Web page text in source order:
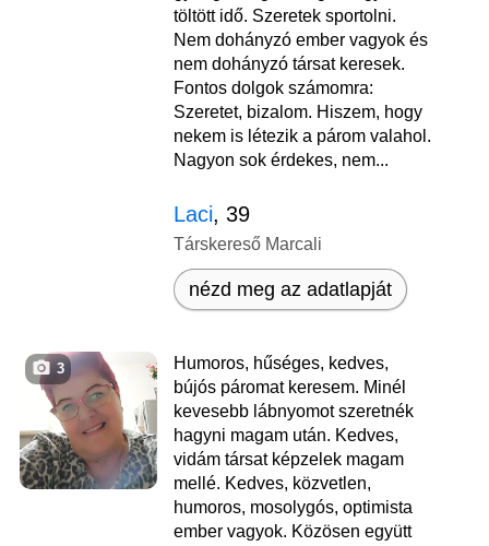
töltött idő. Szeretek sportolni.
Nem dohányzó ember vagyok és
nem dohányzó társat keresek.
Fontos dolgok számomra:
Szeretet, bizalom. Hiszem, hogy
nekem is létezik a párom valahol.
Nagyon sok érdekes, nem...
Laci, 39
Társkereső Marcali
nézd meg az adatlapját
3
Humoros, hűséges, kedves,
bújós páromat keresem. Minél
kevesebb lábnyomot szeretnék
hagyni magam után. Kedves,
vidám társat képzelek magam
mellé. Kedves, közvetlen,
humoros, mosolygós, optimista
ember vagyok. Közösen együtt